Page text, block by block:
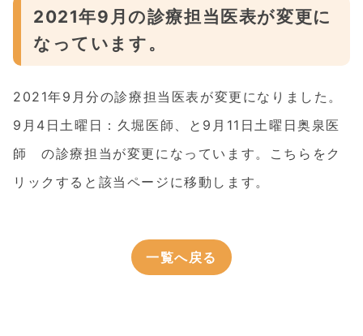
2021年9月の診療担当医表が変更に
なっています。
2021年9月分の診療担当医表が変更になりました。
9月4日土曜日：久堀医師、と9月11日土曜日奥泉医
師 の診療担当が変更になっています。
こちら をク
リックすると該当ページに移動します。
一覧へ戻る